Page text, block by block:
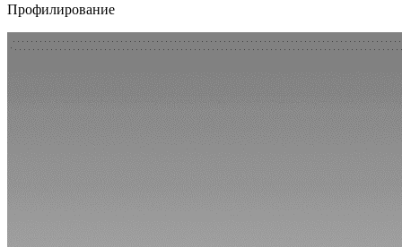
Профилирование